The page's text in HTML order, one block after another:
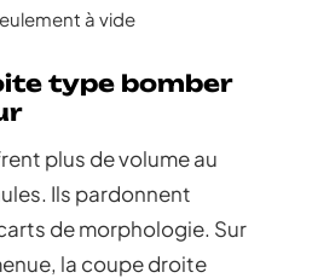
à vide
type bomber
plus de volume au
Ils pardonnent
de morphologie. Sur
la coupe droite